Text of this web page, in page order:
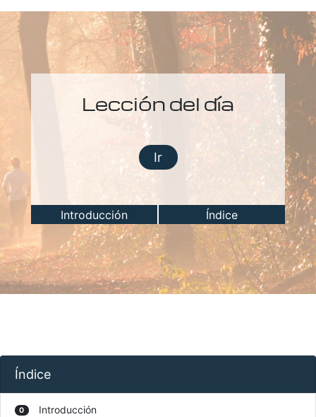
Lección del día
Ir
Introducción Índice
Índice
0 Introducción